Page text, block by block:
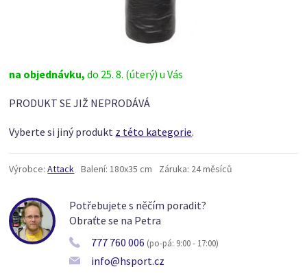
na objednávku,do 25. 8. (úterý) u Vás
PRODUKT SE JIŽ NEPRODÁVÁ
Vyberte si jiný produkt z této kategorie.
Výrobce: Attack Balení: 180x35 cm Záruka: 24 měsíců
Potřebujete s něčím poradit?
Obraťte se na Petra
777 760 006 (po-pá: 9:00 - 17:00)
info@hsport.cz